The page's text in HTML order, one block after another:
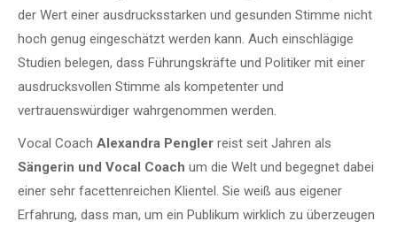
der Wert einer ausdrucksstarken und gesunden Stimme nicht
hoch genug eingeschätzt werden kann. Auch einschlägige
Studien belegen, dass Führungskräfte und Politiker mit einer
ausdrucksvollen Stimme als kompetenter und
vertrauenswürdiger wahrgenommen werden.
Vocal Coach Alexandra Pengler reist seit Jahren als
Sängerin und Vocal Coach um die Welt und begegnet dabei
einer sehr facettenreichen Klientel. Sie weiß aus eigener
Erfahrung, dass man, um ein Publikum wirklich zu überzeugen